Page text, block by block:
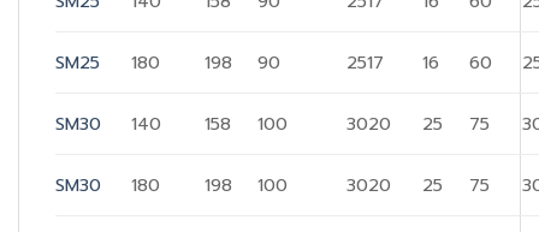
SM25 180 198 90 2517 16 60
SM30 140 158 100 3020 25 75
SM30 180 198 100 3020 25 75